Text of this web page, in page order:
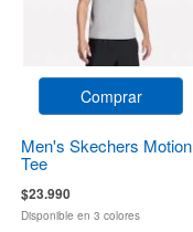
Comprar
Men's Skechers Motion
Tee
$23.990
Disponible en 3 colores